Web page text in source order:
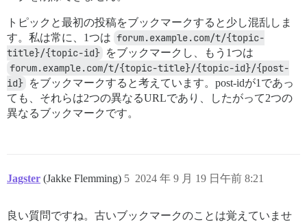
トピックと最初の投稿をブックマークすると少し混乱しま
す。私は常に、1つは forum.example.com/t/{topic-
title}/{topic-id} をブックマークし、もう1つは
forum.example.com/t/{topic-title}/{topic-id}/{post-
id} をブックマークすると考えています。post-idが1であっ
ても、それらは2つの異なるURLであり、したがって2つの
異なるブックマークです。
Jagster (Jakke Flemming) 2024 年 9 月 19 日午前 8:21
5
良い質問ですね。古いブックマークのことは覚えていませ